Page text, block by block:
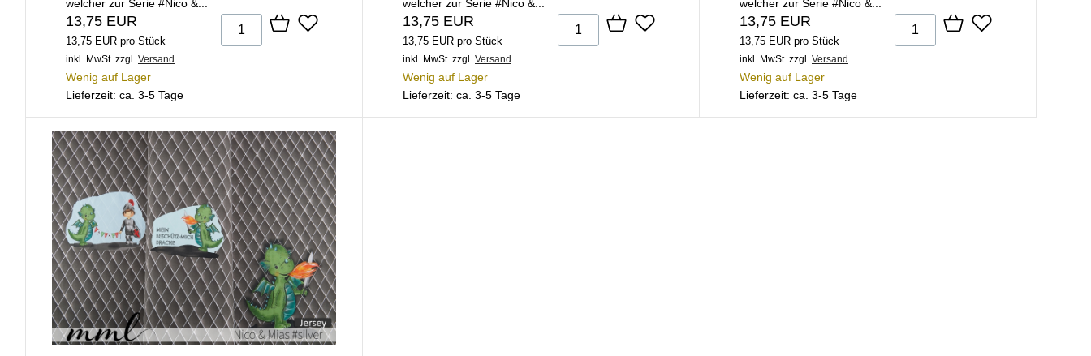
welcher zur Serie #Nico &...
13,75 EUR
13,75 EUR pro Stück
inkl. MwSt. zzgl. Versand
Wenig auf Lager
Lieferzeit: ca. 3-5 Tage
welcher zur Serie #Nico &...
13,75 EUR
13,75 EUR pro Stück
inkl. MwSt. zzgl. Versand
Wenig auf Lager
Lieferzeit: ca. 3-5 Tage
welcher zur Serie #Nico &...
13,75 EUR
13,75 EUR pro Stück
inkl. MwSt. zzgl. Versand
Wenig auf Lager
Lieferzeit: ca. 3-5 Tage